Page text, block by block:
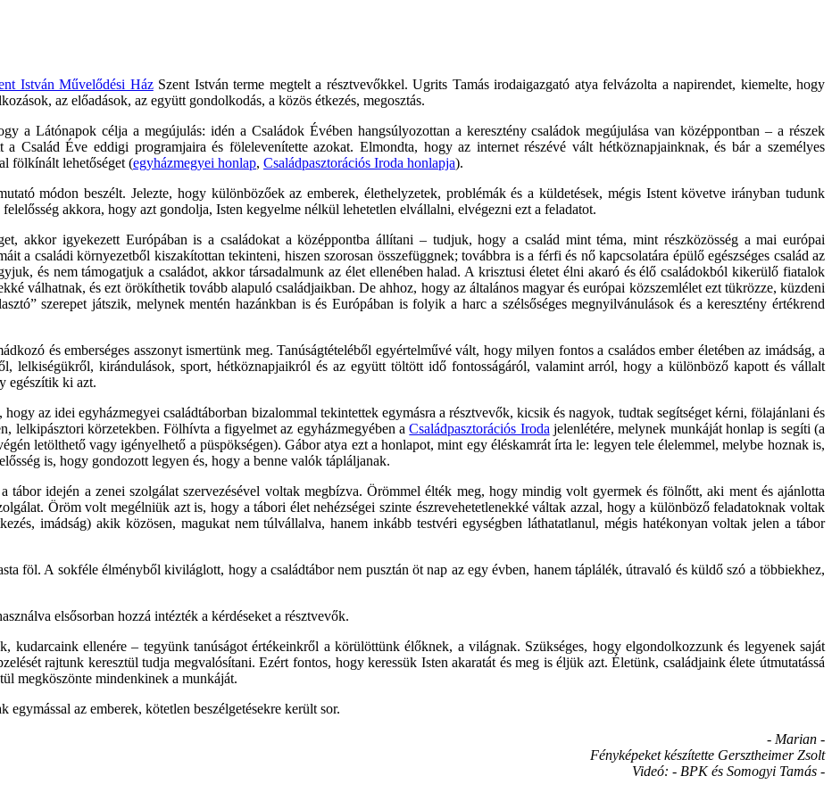
István Művelődési HázSzent István terme megtelt a résztvevőkkel. Ugrits Tamás irodaigazgató atya felvázolta a napirendet, kiemelte, hogy
az előadások, az együtt gondolkodás, a közös étkezés, megosztás.
a Látónapok célja a megújulás: idén a Családok Évében hangsúlyozottan a keresztény családok megújulása van középpontban – a részek
a Család Éve eddigi programjaira és fölelevenítette azokat. Elmondta, hogy az internet részévé vált hétköznapjainknak, és bár a személyes
fölkínált lehetőséget (egyházmegyei honlap, Családpasztorációs Iroda honlapja).
módon beszélt. Jelezte, hogy különbözőek az emberek, élethelyzetek, problémák és a küldetések, mégis Istent követve irányban tudunk
akkora, hogy azt gondolja, Isten kegyelme nélkül lehetetlen elvállalni, elvégezni ezt a feladatot.
akkor igyekezett Európában is a családokat a középpontba állítani – tudjuk, hogy a család mint téma, mint részközösség a mai európai
a családi környezetből kiszakítottan tekinteni, hiszen szorosan összefüggnek; továbbra is a férfi és nő kapcsolatára épülő egészséges család az
és nem támogatjuk a családot, akkor társadalmunk az élet ellenében halad. A krisztusi életet élni akaró és élő családokból kikerülő fiatalok
válhatnak, és ezt örökíthetik tovább alapuló családjaikban. De ahhoz, hogy az általános magyar és európai közszemlélet ezt tükrözze, küzdeni
szerepet játszik, melynek mentén hazánkban is és Európában is folyik a harc a szélsőséges megnyilvánulások és a keresztény értékrend
és emberséges asszonyt ismertünk meg. Tanúságtételéből egyértelművé vált, hogy milyen fontos a családos ember életében az imádság, a
lelkiségükről, kirándulások, sport, hétköznapjaikról és az együtt töltött idő fontosságáról, valamint arról, hogy a különböző kapott és vállalt
egészítik ki azt.
az idei egyházmegyei családtáborban bizalommal tekintettek egymásra a résztvevők, kicsik és nagyok, tudtak segítséget kérni, fölajánlani és
lelkipásztori körzetekben. Fölhívta a figyelmet az egyházmegyében aCsaládpasztorációs Iroda jelenlétére, melynek munkáját honlap is segíti (a
letölthető vagy igényelhető a püspökségen). Gábor atya ezt a honlapot, mint egy éléskamrát írta le: legyen tele élelemmel, melybe hoznak is,
is, hogy gondozott legyen és, hogy a benne valók tápláljanak.
tábor idején a zenei szolgálat szervezésével voltak megbízva. Örömmel élték meg, hogy mindig volt gyermek és fölnőtt, aki ment és ajánlotta
Öröm volt megélniük azt is, hogy a tábori élet nehézségei szinte észrevehetetlenekké váltak azzal, hogy a különböző feladatoknak voltak
imádság) akik közösen, magukat nem túlvállalva, hanem inkább testvéri egységben láthatatlanul, mégis hatékonyan voltak jelen a tábor
föl. A sokféle élményből kiviláglott, hogy a családtábor nem pusztán öt nap az egy évben, hanem táplálék, útravaló és küldő szó a többiekhez,
elsősorban hozzá intézték a kérdéseket a résztvevők.
kudarcaink ellenére – tegyünk tanúságot értékeinkről a körülöttünk élőknek, a világnak. Szükséges, hogy elgondolkozzunk és legyenek saját
rajtunk keresztül tudja megvalósítani. Ezért fontos, hogy keressük Isten akaratát és meg is éljük azt. Életünk, családjaink élete útmutatássá
megköszönte mindenkinek a munkáját.
egymással az emberek, kötetlen beszélgetésekre került sor.
- Marian -
Fényképeket készítette Gersztheimer Zsolt
Videó: - BPK és Somogyi Tamás -